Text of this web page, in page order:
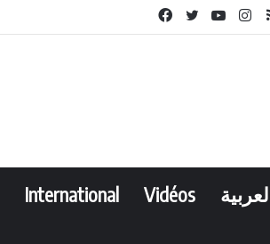
Twitter
Facebook
International Vidéos